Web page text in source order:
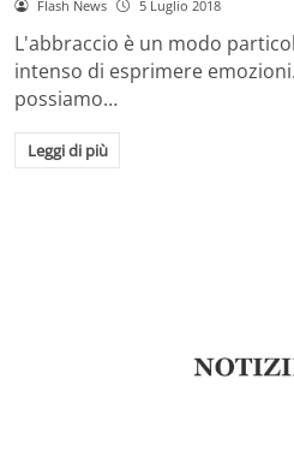
Flash News 5 Luglio 2018
L'abbraccio è un modo
intenso di esprimere
possiamo…
Leggi di più